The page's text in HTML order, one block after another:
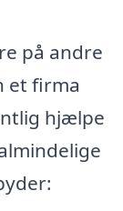
på andre
et firma
hjælpe